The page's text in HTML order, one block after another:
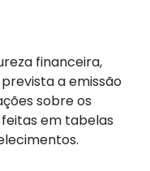
financeira,
a emissão
sobre os
em tabelas